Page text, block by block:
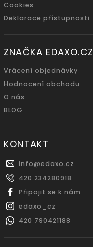
Cookies
Deklarace přístupnosti
ZNAČKA EDAXO.CZ
Vrácení objednávky
Hodnocení obchodu
O nás
BLOG
KONTAKT
info@edaxo.cz
420 234280918
Připojit se k nám
edaxo_cz
420 790421188